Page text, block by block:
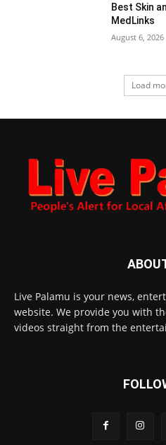
Best Skin
MedLinks
August 6, 2026
Load
Live Palamu is your news,
website. We provide you with
videos straight from the